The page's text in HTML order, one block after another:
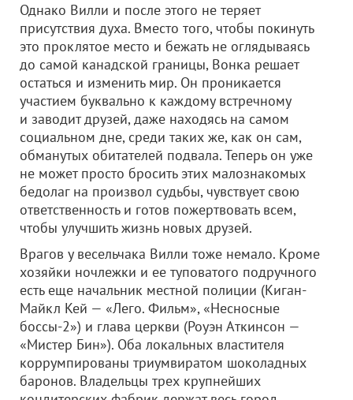
Однако Вилли и после этого не теряет
присутствия духа. Вместо того, чтобы покинуть
это проклятое место и бежать не оглядываясь
до самой канадской границы, Вонка решает
остаться и изменить мир. Он проникается
участием буквально к каждому встречному
и заводит друзей, даже находясь на самом
социальном дне, среди таких же, как он сам,
обманутых обитателей подвала. Теперь он уже
не может просто бросить этих малознакомых
бедолаг на произвол судьбы, чувствует свою
ответственность и готов пожертвовать всем,
чтобы улучшить жизнь новых друзей.
Врагов у весельчака Вилли тоже немало. Кроме
хозяйки ночлежки и ее туповатого подручного
есть еще начальник местной полиции (Киган-
Майкл Кей — «Лего. Фильм», «Несносные
боссы-2») и глава церкви (Роуэн Аткинсон —
«Мистер Бин»). Оба локальных властителя
коррумпированы триумвиратом шоколадных
баронов. Владельцы трех крупнейших